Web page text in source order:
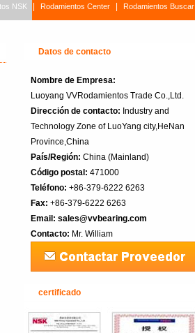
NSK Rodamientos Center Rodamientos Buscar
Datos de contacto
Nombre de Empresa:
Luoyang VVRodamientos Trade Co.,Ltd.
Dirección de contacto: Industry and
Technology Zone of LuoYang city,HeNan
Province,China
País/Región: China (Mainland)‎
Código postal: 471000
Teléfono: +86-379-6222 6263
Fax: +86-379-6222 6263
Email: sales@vvbearing.com
Contacto: Mr. William
certificado